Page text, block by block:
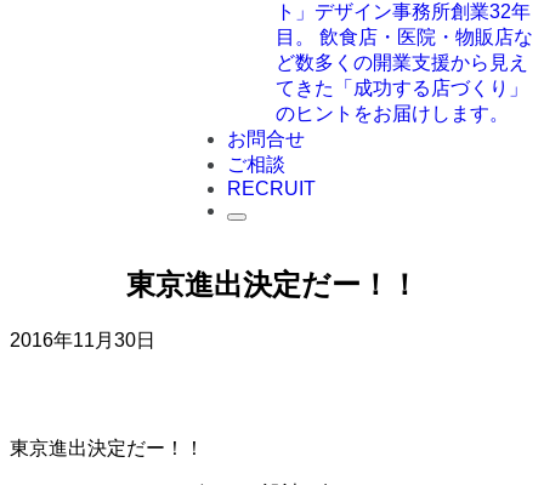
ト」 デザイン事務所創業32年
目。 飲食店・医院・物販店な
ど数多くの開業支援から見え
てきた「成功する店づくり」
のヒントをお届けします。
お問合せ
ご相談
RECRUIT
東京進出決定だー！！
2016年11月30日
東京進出決定だー！！